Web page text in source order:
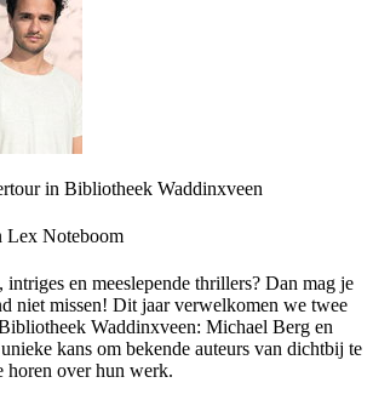
in Bibliotheek Waddinxveen
Lex Noteboom
en meeslepende thrillers? Dan mag je
niet missen! Dit jaar verwelkomen we twee
Waddinxveen: Michael Berg en
kans om bekende auteurs van dichtbij te
horen over hun werk.